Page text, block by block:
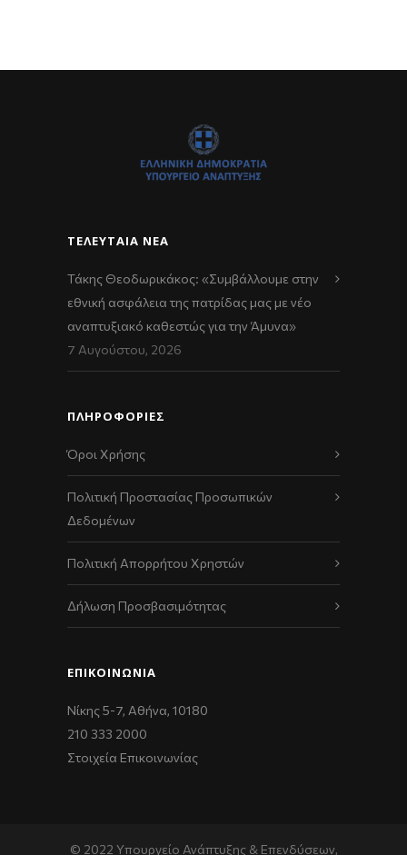
ΤΕΛΕΥΤΑΊΑ ΝΈΑ
Τάκης Θεοδωρικάκος: «Συμβάλλουμε στην
εθνική ασφάλεια της πατρίδας μας με νέο
αναπτυξιακό καθεστώς για την Άμυνα»
7 Αυγούστου, 2026
ΠΛΗΡΟΦΟΡΙΕΣ
Όροι Χρήσης
Πολιτική Προστασίας Προσωπικών
Δεδομένων
Πολιτική Απορρήτου Χρηστών
Δήλωση Προσβασιμότητας
ΕΠΙΚΟΙΝΩΝΊΑ
Νίκης 5-7, Αθήνα, 10180
210 333 2000
Στοιχεία Επικοινωνίας
© 2022 Υπουργείο Ανάπτυξης & Επενδύσεων,